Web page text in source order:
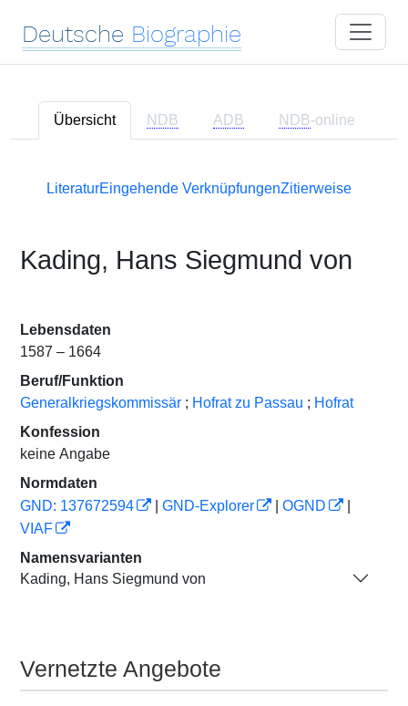
Deutsche Biographie
Übersicht NDB ADB NDB-online
LiteraturEingehende VerknüpfungenZitierweise
Kading, Hans Siegmund von
Lebensdaten
1587 – 1664
Beruf/Funktion
Generalkriegskommissär ; Hofrat zu Passau ; Hofrat
Konfession
keine Angabe
Normdaten
GND: 137672594
GND-Explorer OGND
VIAF
Namensvarianten
Kading, Hans Siegmund von
Vernetzte Angebote